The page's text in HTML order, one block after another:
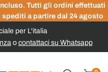
Tutti gli ordini effettuati
a partire dal 24 agosto
per L'italia
o contattaci su Whatsapp